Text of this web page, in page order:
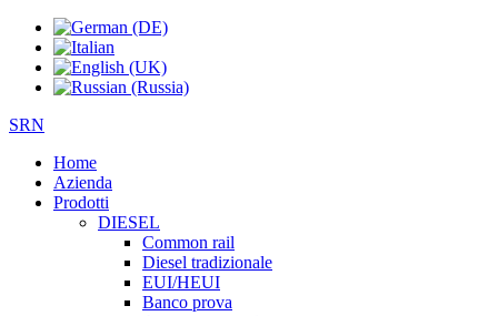
SRN
Home
Azienda
Prodotti
DIESEL
Common rail
Diesel tradizionale
EUI/HEUI
Banco prova